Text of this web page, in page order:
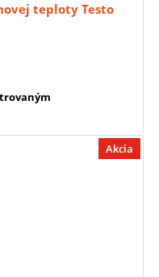
teploty Testo
Akcia